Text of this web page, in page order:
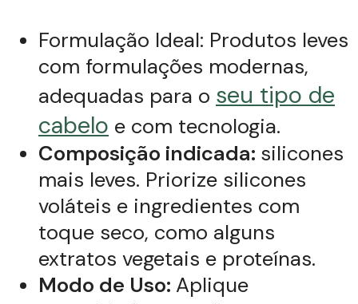
Formulação Ideal: Produtos leves
com formulações modernas,
adequadas para o seu tipo de
cabelo e com tecnologia.
Composição indicada: silicones
mais leves. Priorize silicones
voláteis e ingredientes com
toque seco, como alguns
extratos vegetais e proteínas.
Modo de Uso: Aplique